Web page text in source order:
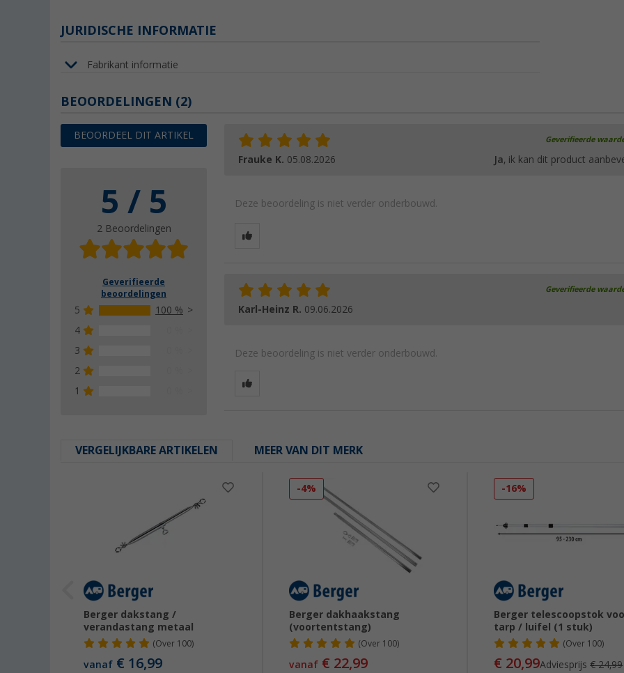
JURIDISCHE INFORMATIE
Fabrikant informatie
BEOORDELINGEN (2)
BEOORDEEL DIT ARTIKEL
5 / 5
2 Beoordelingen
Geverifieerde
beoordelingen
5
100 %
4
3
2
1
Geverifieerde
Frauke K. 05.08.2026 Ja, ik kan dit product
Deze beoordeling is niet verder onderbouwd.
Geverifieerde
Karl-Heinz R. 09.06.2026
Deze beoordeling is niet verder onderbouwd.
VERGELIJKBARE ARTIKELEN MEER VAN DIT MERK
Berger dakstang /
verandastang metaal
(Over 100)
vanaf € 16,99
-4%
Berger dakhaakstang
(voortentstang)
(Over100)
vanaf€ 22,99
-16%
Berger telescoopstok
tarp / luifel (1 stuk)
(Over 100)
€ 20,99Adviesprijs€ 24,99